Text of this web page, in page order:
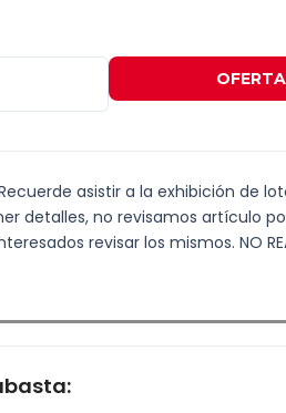
Recuerde asistir a la exhibición de
detalles, no revisamos artículo
revisar los mismos. NO